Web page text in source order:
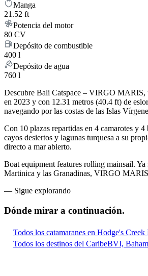
Manga
21.52 ft
Potencia del motor
80 CV
Depósito de combustible
400 l
Depósito de agua
760 l
Descubre Bali Catspace – VIRGO MARIS,
en 2023 y con 12.31 metros (40.4 ft) de
navegando por las costas de las Islas
Con 10 plazas repartidas en 4 camarotes y
cayos desiertos y lagunas turquesa a su
directo a mar abierto.
Boat equipment features rolling mainsail.
Martinica y las Granadinas, VIRGO MARIS
— Sigue explorando
Dónde mirar a continuación.
Todos los catamaranes en Hodge's
Todos los destinos del CaribeBVI,